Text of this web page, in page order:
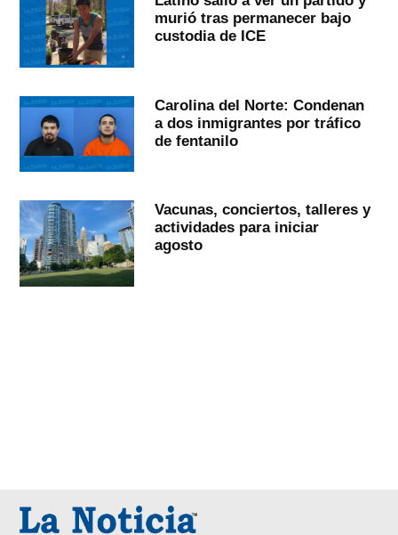
murió tras permanecer bajo
custodia de ICE
Carolina del Norte: Condenan
a dos inmigrantes por tráfico
de fentanilo
Vacunas, conciertos, talleres y
actividades para iniciar
agosto